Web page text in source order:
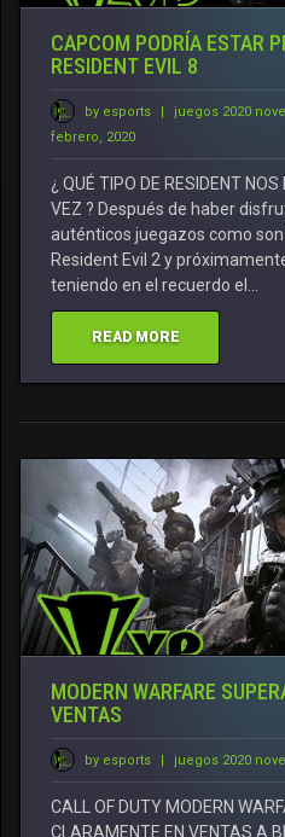
CAPCOM PODRÍA ESTAR
RESIDENT EVIL 8
by esports | juegos 2020
febrero, 2020
¿ QUÉ TIPO DE RESIDENT
VEZ ? Después de haber
auténticos juegazos como
Resident Evil 2 y
teniendo en el recuerdo el…
READ MORE
MODERN WARFARE
VENTAS
by esports | juegos 2020
CALL OF DUTY MODERN
CLARAMENTE EN VENTAS A